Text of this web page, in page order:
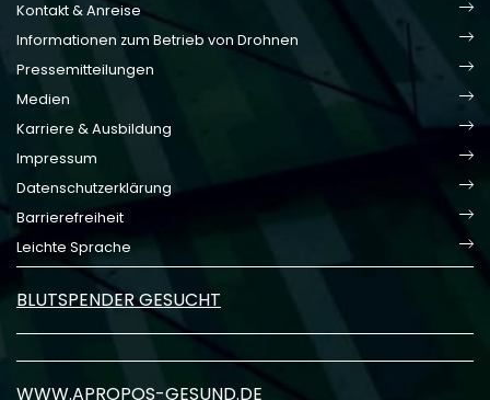
Kontakt & Anreise
Informationen zum Betrieb von Drohnen
Pressemitteilungen
Medien
Karriere & Ausbildung
Impressum
Datenschutzerklärung
Barrierefreiheit
Leichte Sprache
BLUTSPENDER GESUCHT
WWW.APROPOS-GESUND.DE